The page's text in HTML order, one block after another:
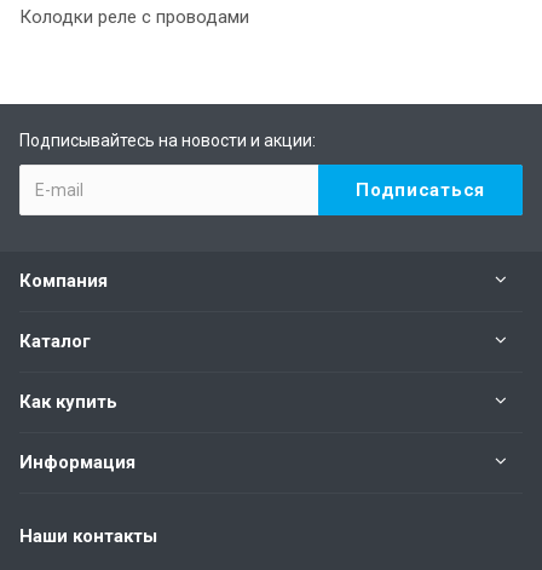
Колодки реле с проводами
Подписывайтесь на новости и акции:
Компания
Каталог
Как купить
Информация
Наши контакты